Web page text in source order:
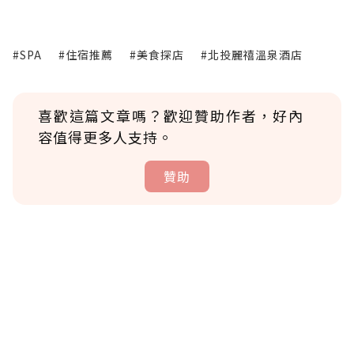
#SPA #住宿推薦 #美食探店 #北投麗禧溫泉酒店
喜歡這篇文章嗎？歡迎贊助作者，好內
容值得更多人支持。
贊助